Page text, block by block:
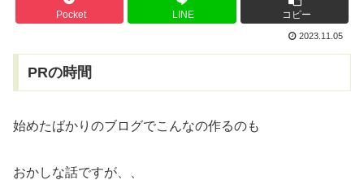
Pocket LINE コピー
2023.11.05
PRの時間
始めたばかりのブログでこんなの作るのも
おかしな話ですが、、